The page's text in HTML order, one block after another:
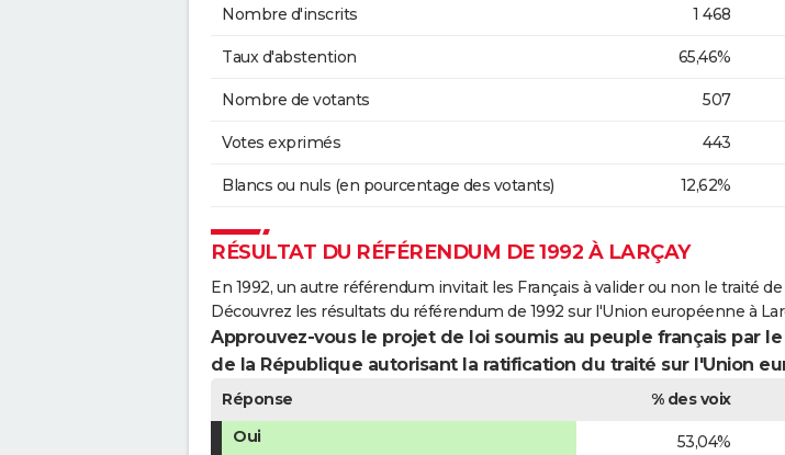
Nombre d'inscrits 1 468
Taux d'abstention 65,46%
Nombre de votants 507
Votes exprimés 443
Blancs ou nuls (en pourcentage des votants) 12,62%
RÉSULTAT DU RÉFÉRENDUM DE 1992 À LARÇAY
En 1992, un autre référendum invitait les Français à valider ou non le traité
Découvrez les résultats du référendum de 1992 sur l'Union européenne à
Approuvez-vous le projet de loi soumis au peuple français par
de la République autorisant la ratification du traité sur l'Union
Réponse % des voix
Oui
53,04%